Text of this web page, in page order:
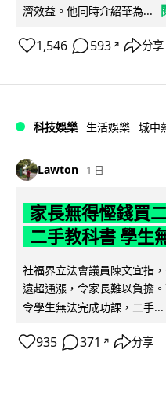
濟效益。他同時介紹華為...
1,546 593 ↗ 分享
科技娛樂 生活娛樂 城中
Lawton 1 日
家長無得慳錢買
二手教科書 學生
社福界立法會議員陳文宜指
遠超通漲，令家長難以負擔
令學生無法完成功課，二手...
935 371 ↗ 分享